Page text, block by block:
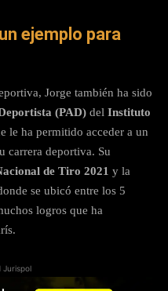
ejemplo para
Jorge también ha sido
(PAD) del Instituto
le ha permitido acceder a un
carrera deportiva. Su
de Tiro 2021 y la
se ubicó entre los 5
logros que ha
Jurispol